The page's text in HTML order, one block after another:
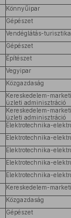
Könnyűipar
Gépészet
Vendéglátás-turisztika
Gépészet
Építészet
Vegyipar
Közgazdaság
Kereskedelem-
üzleti adminisztráció
Kereskedelem-
üzleti adminisztráció
Elektrotechnika-
Elektrotechnika-
Elektrotechnika-
Elektrotechnika-
Elektrotechnika-
Kereskedelem-
Közgazdaság
Gépészet